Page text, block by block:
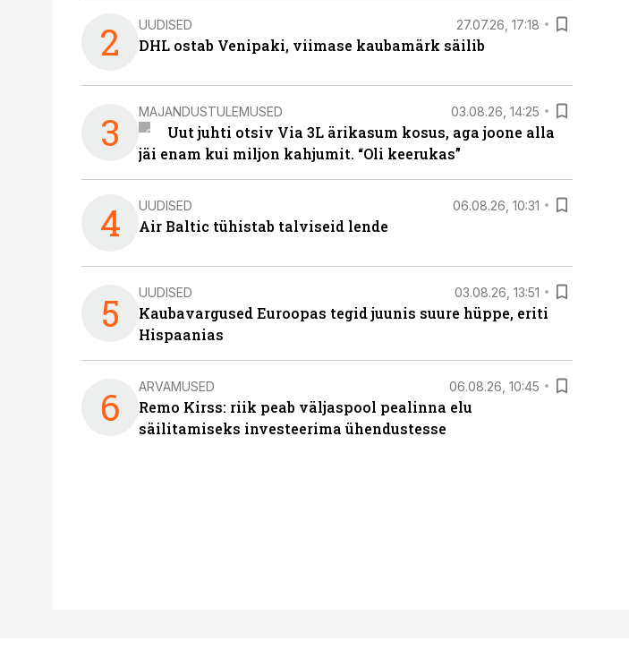
2 UUDISED 27.07.26, 17:18
DHL ostab Venipaki, viimase kaubamärk säilib
3 MAJANDUSTULEMUSED 03.08.26, 14:25
Uut juhti otsiv Via 3L ärikasum kosus, aga joone alla
jäi enam kui miljon kahjumit. “Oli keerukas”
4 UUDISED 06.08.26, 10:31
Air Baltic tühistab talviseid lende
5 UUDISED 03.08.26, 13:51
Kaubavargused Euroopas tegid juunis suure hüppe, eriti
Hispaanias
6 ARVAMUSED 06.08.26, 10:45
Remo Kirss: riik peab väljaspool pealinna elu
säilitamiseks investeerima ühendustesse